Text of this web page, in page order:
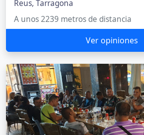
Reus, Tarragona
A unos 2239 metros de distancia
Ver opiniones